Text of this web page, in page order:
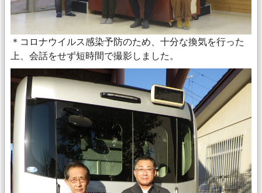
＊コロナウイルス感染予防のため、十分な換気を行った
上、会話をせず短時間で撮影しました。